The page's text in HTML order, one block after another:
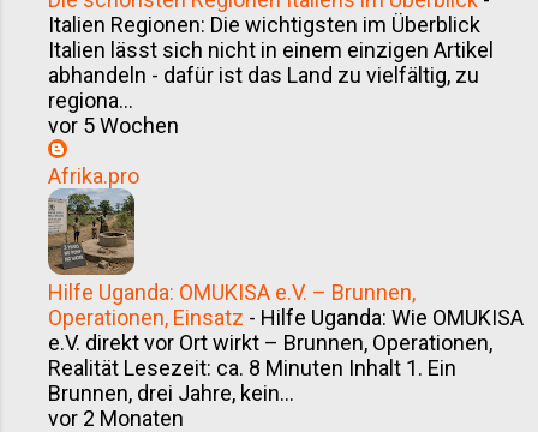
Italien Regionen: Die wichtigsten im Überblick
Italien lässt sich nicht in einem einzigen Artikel
abhandeln - dafür ist das Land zu vielfältig, zu
regiona...
vor 5 Wochen
Afrika.pro
Hilfe Uganda: OMUKISA e.V. – Brunnen,
Operationen, Einsatz - Hilfe Uganda: Wie OMUKISA
e.V. direkt vor Ort wirkt – Brunnen, Operationen,
Realität Lesezeit: ca. 8 Minuten Inhalt 1. Ein
Brunnen, drei Jahre, kein...
vor 2 Monaten